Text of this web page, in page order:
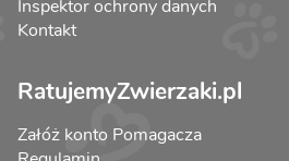
Inspektor ochrony danych
Kontakt
RatujemyZwierzaki.pl
Załóż konto Pomagacza